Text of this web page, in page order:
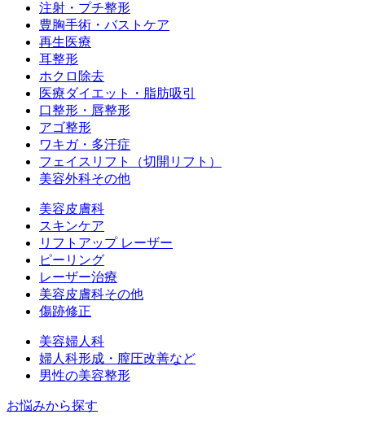
注射・プチ整形
豊胸手術・バストケア
再生医療
耳整形
ホクロ除去
医療ダイエット・脂肪吸引
口整形・唇整形
アゴ整形
ワキガ・多汗症
フェイスリフト（切開リフト）
美容外科その他
美容皮膚科
スキンケア
リフトアップ レーザー
ピーリング
レーザー治療
美容皮膚科その他
傷跡修正
美容婦人科
婦人科形成・膣圧改善など
男性の美容整形
お悩みから探す